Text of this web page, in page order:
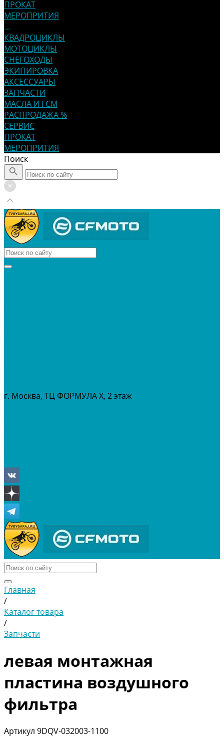
ПРОКАТ
МЕРОПРИТИЯ
...
КВАДРОЦИКЛЫ
МОТОЦИКЛЫ
СНЕГОХОДЫ
ЭКИПИРОВКА
АКСЕССУАРЫ
ЗАПЧАСТИ
МАСЛА И ГСМ
РАСПРОДАЖА %
СЕРВИС
ПРОКАТ
МЕРОПРИТИЯ
Поиск
г. Москва, ТЦ ФОРМУЛА Х, 2 этаж
Главная
/
Каталог товара
/
Запчасти
левая монтажная
пластина воздушного
фильтра
Артикул 9DQV-032003-1100